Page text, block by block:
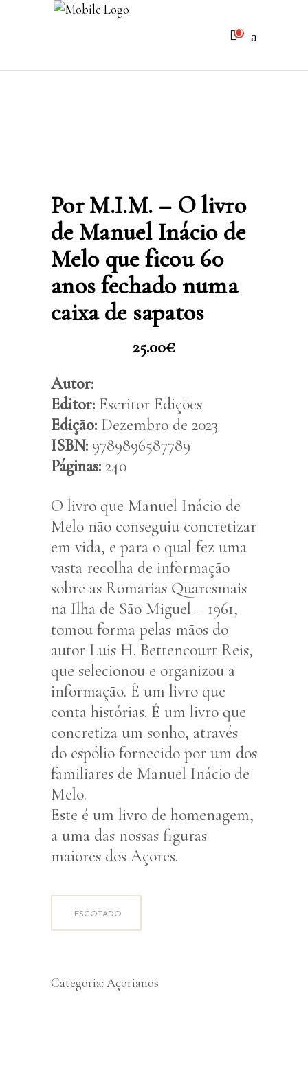
0
Por M.I.M. – O livro
de Manuel Inácio de
Melo que ficou 60
anos fechado numa
caixa de sapatos
25.00€
Autor:
Editor: Escritor Edições
Edição: Dezembro de 2023
ISBN: 9789896587789
Páginas: 240
O livro que Manuel Inácio de
Melo não conseguiu concretizar
em vida, e para o qual fez uma
vasta recolha de informação
sobre as Romarias Quaresmais
na Ilha de São Miguel – 1961,
tomou forma pelas mãos do
autor Luis H. Bettencourt Reis,
que selecionou e organizou a
informação. É um livro que
conta histórias. É um livro que
concretiza um sonho, através
do espólio fornecido por um dos
familiares de Manuel Inácio de
Melo.
Este é um livro de homenagem,
a uma das nossas figuras
maiores dos Açores.
ESGOTADO
Categoria: Açorianos